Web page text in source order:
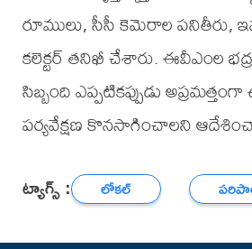
రూములు, సీసీ కెమెరాల పనితీరు,
కలెక్టర్ తనిఖీ చేశారు. ఈవీఎంల
సిబ్బంది ఎప్పటికప్పుడు
పర్యవేక్షణ కొనసాగించాలని
ట్యాగ్స్ : లోకల్